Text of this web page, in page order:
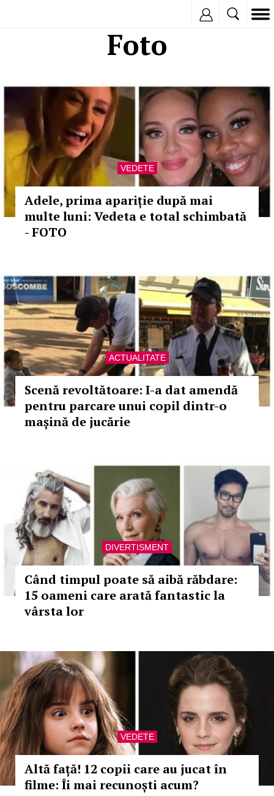
Foto
VEDETE
Adele, prima apariție după mai
multe luni: Vedeta e total schimbată
- FOTO
ACTUALITATE
Scenă revoltătoare: I-a dat amendă
pentru parcare unui copil dintr-o
mașină de jucărie
DIVERTISMENT
Când timpul poate să aibă răbdare:
15 oameni care arată fantastic la
vârsta lor
VEDETE
Altă față! 12 copii care au jucat în
filme: Îi mai recunoști acum?